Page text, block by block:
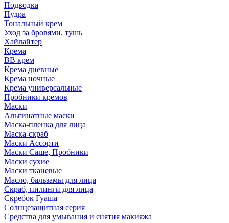
Подводка
Пудра
Тональный крем
Уход за бровями, тушь
Хайлайтер
Крема
ВВ крем
Крема дневные
Крема ночные
Крема универсальные
Пробники кремов
Маски
Альгинатные маски
Маска-пленка для лица
Маска-скраб
Маски Ассорти
Маски Саше, Пробники
Маски сухие
Маски тканевые
Масло, бальзамы для лица
Скраб, пилинги для лица
Скребок Гуаша
Солнцезащитная серия
Средства для умывания и снятия макияжа